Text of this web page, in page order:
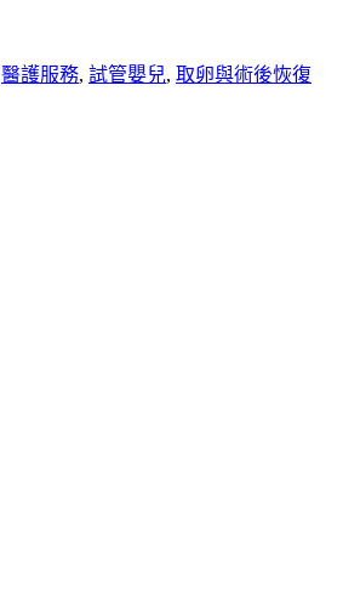
醫護服務, 試管嬰兒, 取卵與術後恢復